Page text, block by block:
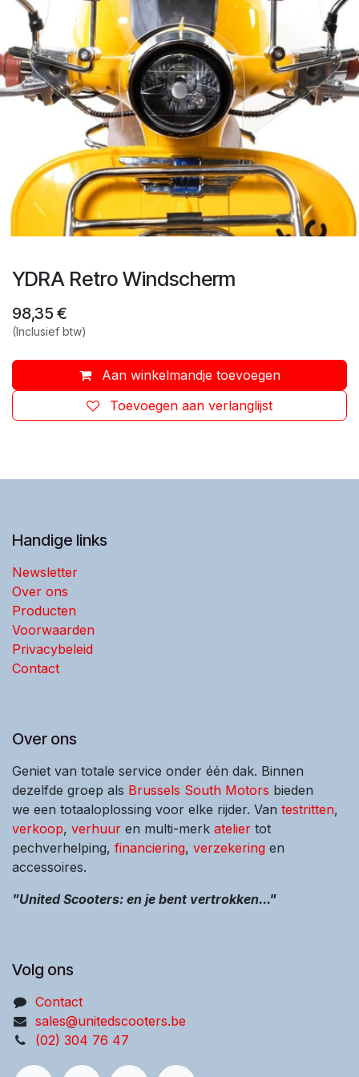
YDRA Retro Windscherm
98,35 €
(Inclusief btw)
Aan winkelmandje toevoegen
Toevoegen aan verlanglijst
Handige links
Newsletter
Over ons
Producten
Voorwaarden
Privacybeleid
Contact
Over ons
Geniet van totale service onder één dak. Binnen
dezelfde groep als Brussels South Motors bieden
we een totaaloplossing voor elke rijder. Van testritten,
verkoop, verhuur en multi-merk atelier tot
pechverhelping, financiering, verzekering en
accessoires.
"United Scooters: en je bent vertrokken..."
Volg ons
Contact
sales@unitedscooters.be
(02) 304 76 47